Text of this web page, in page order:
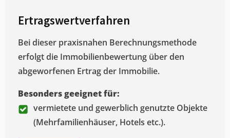
Ertragswertverfahren
Bei dieser praxisnahen Berechnungsmethode
erfolgt die Immobilienbewertung über den
abgeworfenen Ertrag der Immobilie.
Besonders geeignet für:
vermietete und gewerblich genutzte Objekte
(Mehrfamilienhäuser, Hotels etc.).